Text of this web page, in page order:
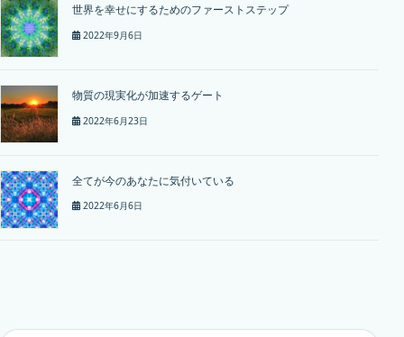
世界を幸せにするためのファーストステップ
2022年9月6日
物質の現実化が加速するゲート
2022年6月23日
全てが今のあなたに気付いている
2022年6月6日